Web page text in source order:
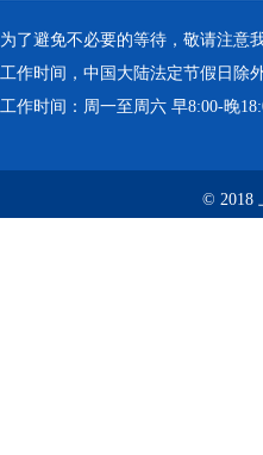
为了避免不必要的等待，敬请注意
工作时间，中国大陆法定节假日除外
工作时间：周一至周六 早8:00-晚
© 2018